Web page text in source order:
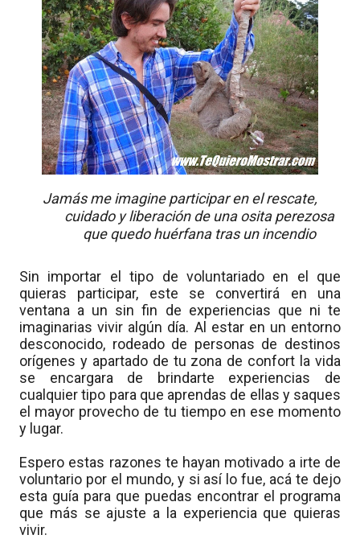
Jamás me imagine participar en el rescate,
cuidado y liberación de una osita perezosa
que quedo huérfana tras un incendio
Sin importar el tipo de voluntariado en el que
quieras participar, este se convertirá en una
ventana a un sin fin de experiencias que ni te
imaginarias vivir algún día. Al estar en un entorno
desconocido, rodeado de personas de destinos
orígenes y apartado de tu zona de confort la vida
se encargara de brindarte experiencias de
cualquier tipo para que aprendas de ellas y saques
el mayor provecho de tu tiempo en ese momento
y lugar.
Espero estas razones te hayan motivado a irte de
voluntario por el mundo, y si así lo fue, acá te dejo
esta guía para que puedas encontrar el programa
que más se ajuste a la experiencia que quieras
vivir.